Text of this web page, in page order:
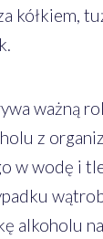
kółkiem,
ważną
z
w wodę i
alkoholu